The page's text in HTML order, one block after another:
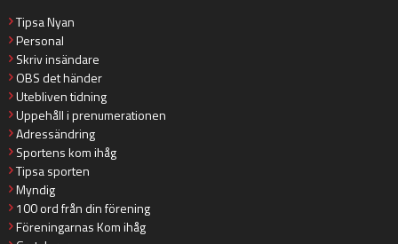
Tipsa Nyan
Personal
Skriv insändare
OBS det händer
Utebliven tidning
Uppehåll i prenumerationen
Adressändring
Sportens kom ihåg
Tipsa sporten
Myndig
100 ord från din förening
Föreningarnas Kom ihåg